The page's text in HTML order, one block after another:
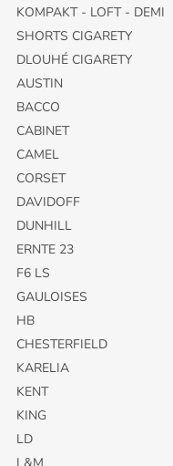
KOMPAKT - LOFT - DEMI
SHORTS CIGARETY
DLOUHÉ CIGARETY
AUSTIN
BACCO
CABINET
CAMEL
CORSET
DAVIDOFF
DUNHILL
ERNTE 23
F6 LS
GAULOISES
HB
CHESTERFIELD
KARELIA
KENT
KING
LD
L&M